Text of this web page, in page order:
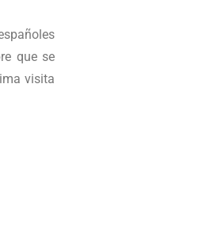
que se
visita